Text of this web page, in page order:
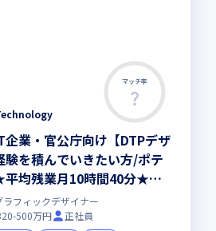
マッチ率
業・官公庁向け【DTPデザ
験を積んでいきたい方/ポテ
均残業月10時間40分★年
週休2日制（土日）★教育
通して成長可能
フィックデザイナー
500万円
正社員